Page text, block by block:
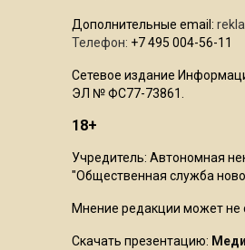
Дополнительные email:
Телефон: +7 495 004-56-11
Сетевое издание
ЭЛ № ФС77-73861.
18+
Учредитель: Автономная
"Общественная служба
Мнение редакции может не
Скачать презентацию: